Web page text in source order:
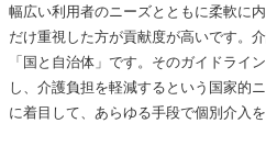
幅広い利用者のニーズとともに柔軟に
だけ重視した方が貢献度が高いです。
「国と自治体」です。そのガイドライ
し、介護負担を軽減するという国家的
に着目して、あらゆる手段で個別介入